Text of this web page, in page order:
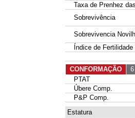
Taxa de Prenhez
Sobrevivência
Sobrevivencia
Índice de Fertilidade
CONFORMAÇÃO
6
PTAT
Úbere Comp.
P&P Comp.
Estatura